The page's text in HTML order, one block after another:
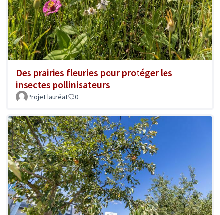
Des prairies fleuries pour protéger les
insectes pollinisateurs
Projet lauréat 0